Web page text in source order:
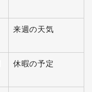
来週の天気
休暇の予定